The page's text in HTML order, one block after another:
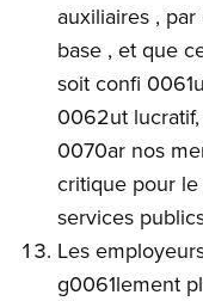
auxiliaires ,
base , et que
soit confi
0062ut
0070ar nos
critique pour
services
Les
g0061lement